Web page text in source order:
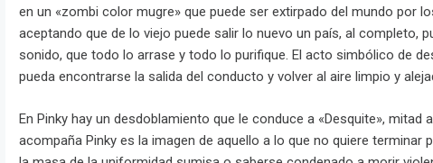
en un «zombi color mugre» que puede ser extirpado del mundo por
aceptando que de lo viejo puede salir lo nuevo un país, al completo,
sonido, que todo lo arrase y todo lo purifique. El acto simbólico de
pueda encontrarse la salida del conducto y volver al aire limpio y
En Pinky hay un desdoblamiento que le conduce a «Desquite»,
acompaña Pinky es la imagen de aquello a lo que no quiere